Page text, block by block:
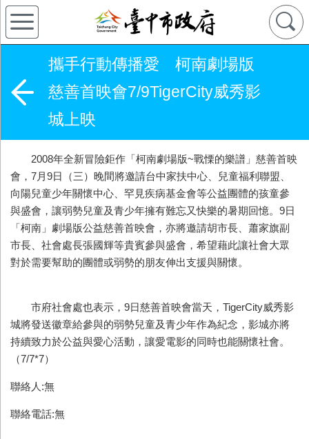
攜手行動傳播愛 柯南劇場版
慈善首映會7/9TigerCity威秀影
城上映
2008年全新冒險鉅作「柯南劇場版~戰慄的樂譜」慈善首映
會，7月9日（三）晚間將邀請台中家扶中心、兒童福利聯盟、
向陽兒童少年關懷中心、罕見疾病基金會等公益團體的孩童參
與盛會，讓弱勢兒童及青少年擁有難忘又快樂的暑期回憶。9日
「柯南」劇場版公益慈善首映會，亦將邀請胡市長、蕭家旗副
市長、社會處長張國輝等貴賓參與盛會，希望藉此讓社會大眾
對於需要幫助的團體或弱勢的朋友伸出支援與關懷。
市府社會處也表示，9日慈善首映會當天，TigerCity威秀影
城將發送徽章給參與的弱勢兒童及青少年作為紀念，影城亦將
持續致力於公益與愛心活動，讓愛電影的同時也能關懷社會。
（7/7*7）
聯絡人:無
聯絡電話:無